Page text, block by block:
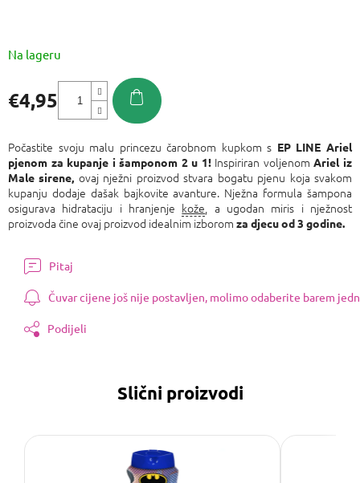
€4,95
Na lageru
Počastite svoju malu princezu čarobnom kupkom s EP LINE Ariel
pjenom za kupanje i šamponom 2 u 1!Inspiriran voljenomAriel iz
Male sirene, ovaj nježni proizvod stvara bogatu pjenu koja svakom
kupanju dodaje dašak bajkovite avanture. Nježna formula šampona
osigurava hidrataciju i hranjenje kože , a ugodan miris i nježnost
proizvoda čine ovaj proizvod idealnim izborom za djecu od 3 godine.
Pitaj
Čuvar cijene još nije postavljen, molimo odaberite barem
Podijeli
Slični proizvodi